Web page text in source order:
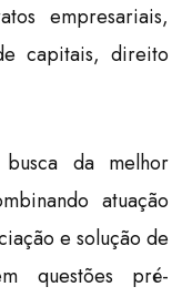
empresariais,
capitais, direito
da melhor
atuação
e solução de
questões pré-